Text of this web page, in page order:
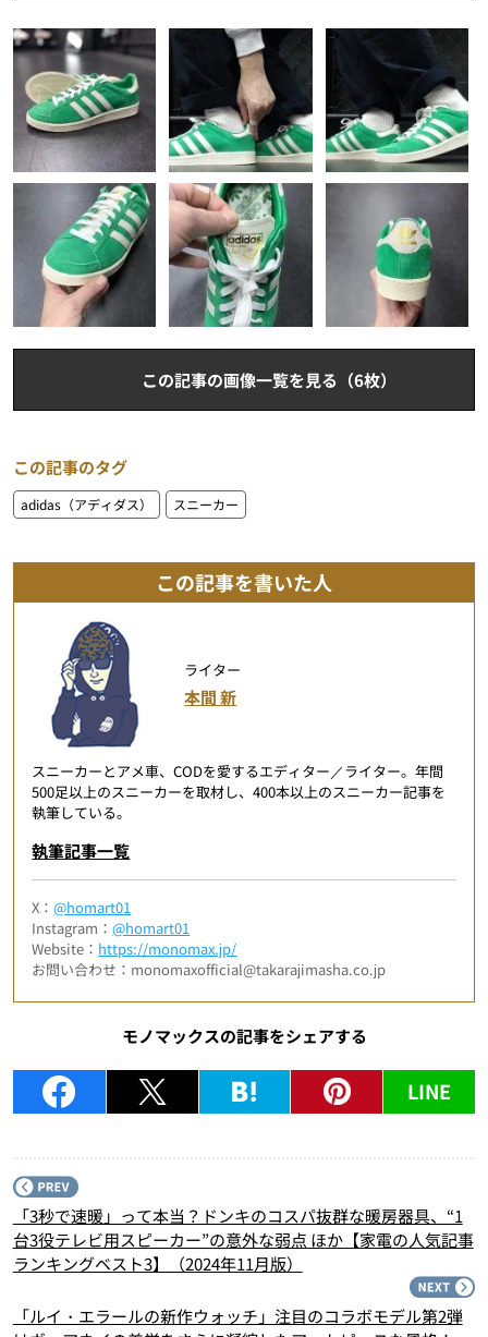
この記事の画像一覧を見る（6枚）
この記事のタグ
adidas（アディダス） スニーカー
この記事を書いた人
ライター
本間 新
スニーカーとアメ車、CODを愛するエディター／ライター。年間
500足以上のスニーカーを取材し、400本以上のスニーカー記事を
執筆している。
執筆記事一覧
X：@homart01
Instagram：@homart01
Website： https://monomax.jp/
お問い合わせ：monomaxofficial@takarajimasha.co.jp
モノマックスの記事をシェアする
LINE
「3秒で速暖」って本当？ドンキのコスパ抜群な暖房器具、“1
台3役テレビ用スピーカー”の意外な弱点 ほか【家電の人気記事
ランキングベスト3】（2024年11月版）
「ルイ・エラールの新作ウォッチ」注目のコラボモデル第2弾